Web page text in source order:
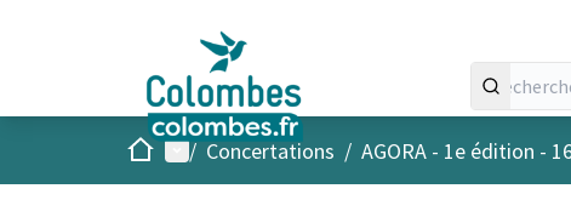
AccueilMenu principal
/ Concertations / AGORA - 1e édition -